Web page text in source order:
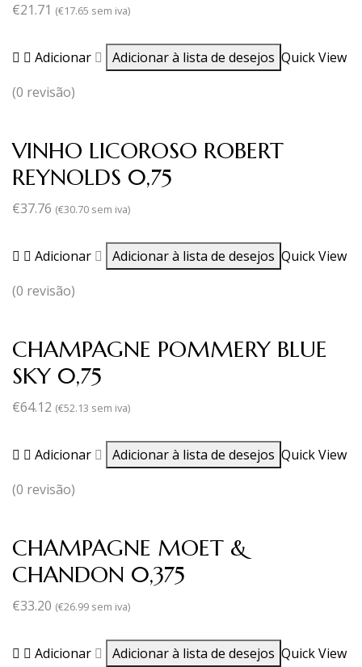
€21.71 (€17.65 sem iva)
Adicionar Adicionar à lista de desejos Quick View
(0 revisão)
VINHO LICOROSO ROBERT
REYNOLDS 0,75
€37.76 (€30.70 sem iva)
Adicionar Adicionar à lista de desejos Quick View
(0 revisão)
CHAMPAGNE POMMERY BLUE
SKY 0,75
€64.12 (€52.13 sem iva)
Adicionar Adicionar à lista de desejos Quick View
(0 revisão)
CHAMPAGNE MOET &
CHANDON 0,375
€33.20 (€26.99 sem iva)
Adicionar Adicionar à lista de desejos Quick View